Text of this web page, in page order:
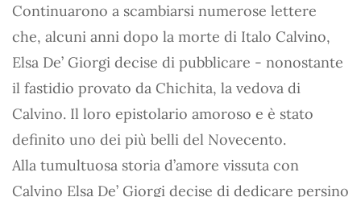
Continuarono a scambiarsi numerose lettere
che, alcuni anni dopo la morte di Italo Calvino,
Elsa De’ Giorgi decise di pubblicare - nonostante
il fastidio provato da Chichita, la vedova di
Calvino. Il loro epistolario amoroso e è stato
definito uno dei più belli del Novecento.
Alla tumultuosa storia d’amore vissuta con
Calvino Elsa De’ Giorgi decise di dedicare persino